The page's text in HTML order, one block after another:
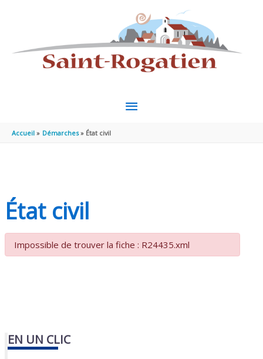
MENU
Accueil Démarches État civil
État civil
Impossible de trouver la fiche : R24435.xml
EN UN CLIC